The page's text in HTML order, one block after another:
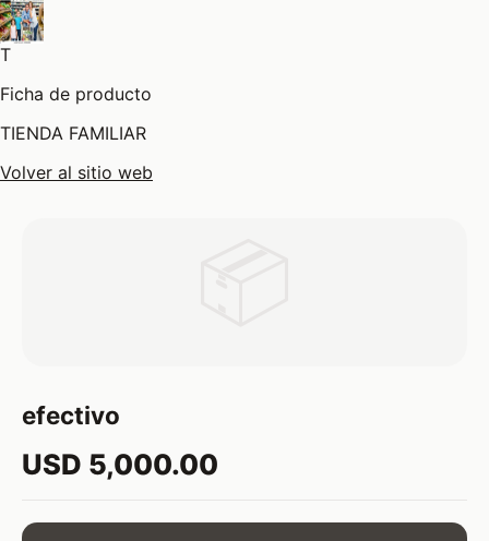
T
Ficha de producto
TIENDA FAMILIAR
Volver al sitio web
efectivo
USD 5,000.00